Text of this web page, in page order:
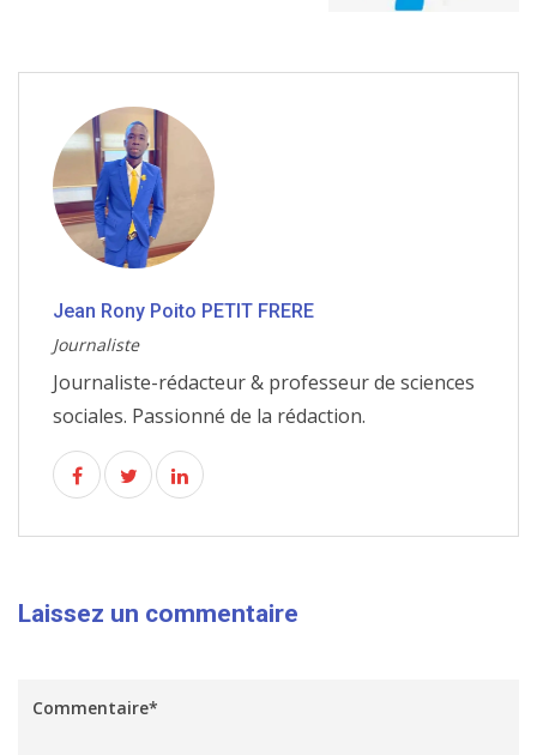
Jean Rony Poito PETIT FRERE
Journaliste
Journaliste-rédacteur & professeur de sciences
sociales. Passionné de la rédaction.
Laissez un commentaire